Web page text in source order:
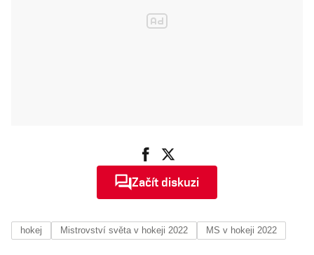
Začít diskuzi
hokej Mistrovství světa v hokeji 2022 MS v hokeji 2022